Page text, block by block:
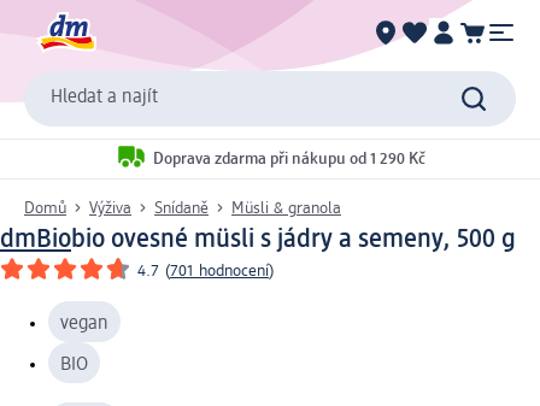
Hledat a najít
Doprava zdarma při nákupu od 1 290 Kč
Domů Výživa Snídaně Müsli & granola
dmBiobio ovesné müsli s jádry a semeny, 500 g
4.7 (701 hodnocení)
vegan
BIO